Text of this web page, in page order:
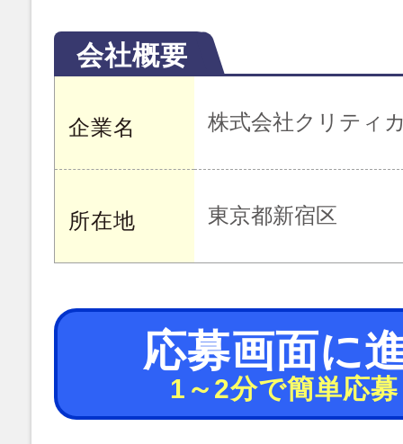
会社概要
企業名 株式会社クリティ
所在地 東京都新宿区
応募画面に
1～2分で簡単応